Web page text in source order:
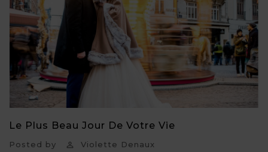
Le Plus Beau Jour De Votre Vie
Posted by 
Violette Denaux